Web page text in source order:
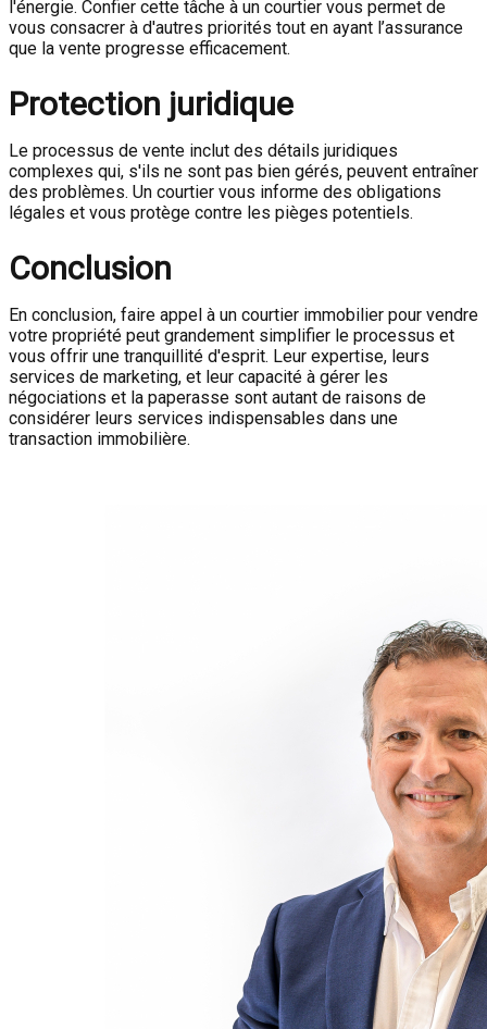
l'énergie. Confier cette tâche à un courtier vous permet de
vous consacrer à d'autres priorités tout en ayant l’assurance
que la vente progresse efficacement.
Protection juridique
Le processus de vente inclut des détails juridiques
complexes qui, s'ils ne sont pas bien gérés, peuvent entraîner
des problèmes. Un courtier vous informe des obligations
légales et vous protège contre les pièges potentiels.
Conclusion
En conclusion, faire appel à un courtier immobilier pour vendre
votre propriété peut grandement simplifier le processus et
vous offrir une tranquillité d'esprit. Leur expertise, leurs
services de marketing, et leur capacité à gérer les
négociations et la paperasse sont autant de raisons de
considérer leurs services indispensables dans une
transaction immobilière.